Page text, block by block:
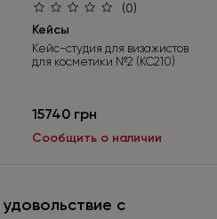
(0)
Кейсы
Кейс-студия для визажистов
для косметики №2 (КС210)
15740 грн
Сообщить о наличии
с